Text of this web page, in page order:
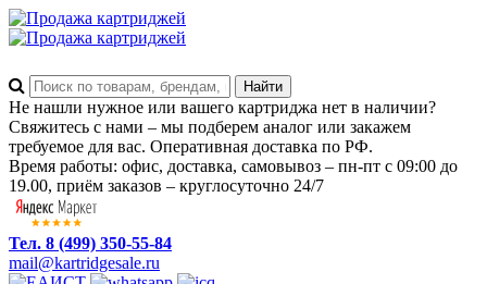
Не нашли нужное или вашего картриджа нет в наличии?
Свяжитесь с нами – мы подберем аналог или закажем
требуемое для вас. Оперативная доставка по РФ.
Время работы: офис, доставка, самовывоз – пн-пт с 09:00 до
19.00, приём заказов – круглосуточно 24/7
Тел. 8 (499) 350-55-84
mail@kartridgesale.ru